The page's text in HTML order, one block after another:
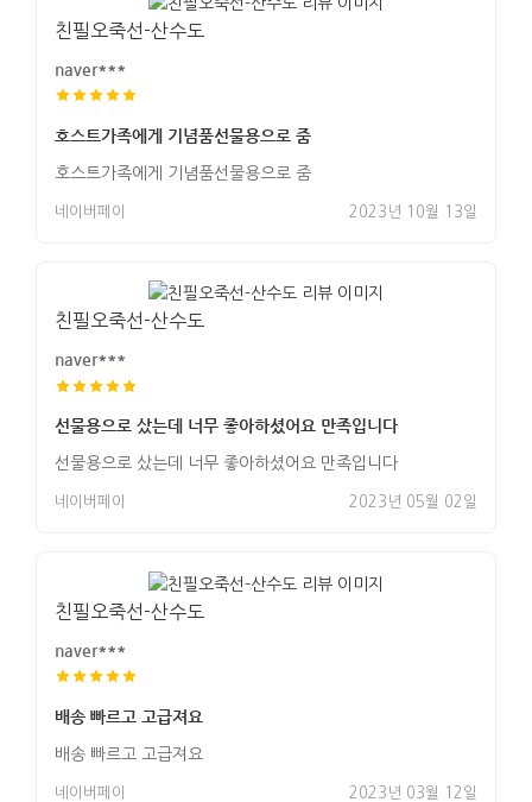
친필오죽선-산수도
naver***
호스트가족에게 기념품선물용으로 줌
호스트가족에게 기념품선물용으로 줌
네이버페이 2023년 10월 13일
친필오죽선-산수도
naver***
선물용으로 샀는데 너무 좋아하셨어요 만족입니다
선물용으로 샀는데 너무 좋아하셨어요 만족입니다
네이버페이 2023년 05월 02일
친필오죽선-산수도
naver***
배송 빠르고 고급져요
배송 빠르고 고급져요
네이버페이 2023년 03월 12일